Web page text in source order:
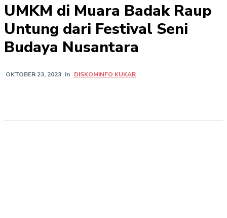
UMKM di Muara Badak Raup
Untung dari Festival Seni
Budaya Nusantara
OKTOBER 23, 2023 In DISKOMINFO KUKAR